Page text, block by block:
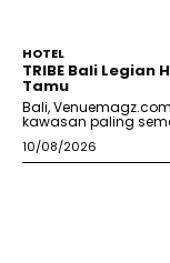
HOTEL
TRIBE Bali Legian
Tamu
Bali,
kawasan paling
10/08/2026